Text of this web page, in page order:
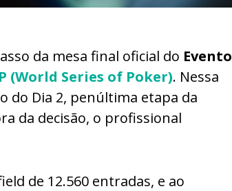
da mesa final oficial do Evento
(World Series of Poker). Nessa
do Dia 2, penúltima etapa da
da decisão, o profissional
de 12.560 entradas, e ao